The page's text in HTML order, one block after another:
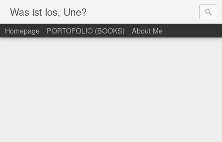
Was ist los, Une?
Homepage PORTOFOLIO (BOOKS) About Me